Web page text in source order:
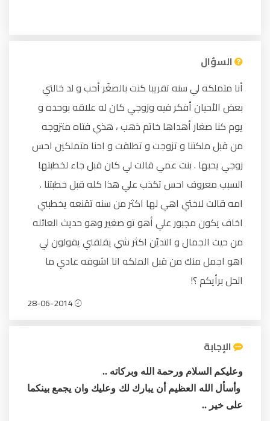
السؤال
أنا متملكه لي سنه تقريبا كنت بالصغّر أحب و لد خالتي
بعض الأحيان أفكر فيه وزوجي كان له علاقه بوحده و
يوم كنا صغار أهداها خاتم ذهب ، هذي فتاه متزوجه
من قبل ملكتنا و تزوجت و تطلقت و احنا متملكين احس
زوجي يحبها . بنت عمي قالت لي كان قبل جاء لخطبتها
السبب معروف احس تكذب علي هذا كله قبل خطبتنا .
امه قالت لاختي اهي لها اكثر من سنه تقنعه يخطبني
اخاف يكون مجبور علي أهو تو صغير وهو حديث العائله
من حيث الجمال و التديّن اكثر شي يقلقني يقولون لي
اهو اجمل منك من قبل الملكه انا اشوفه عادي ما
الحل برأيكم ؟!
الإجابة
وعليكم السلام ورحمة الله وبركاته ..
وأسأل الله العظيم أن يبارك لك وعليك وان يجمع بينكما
على خير ..